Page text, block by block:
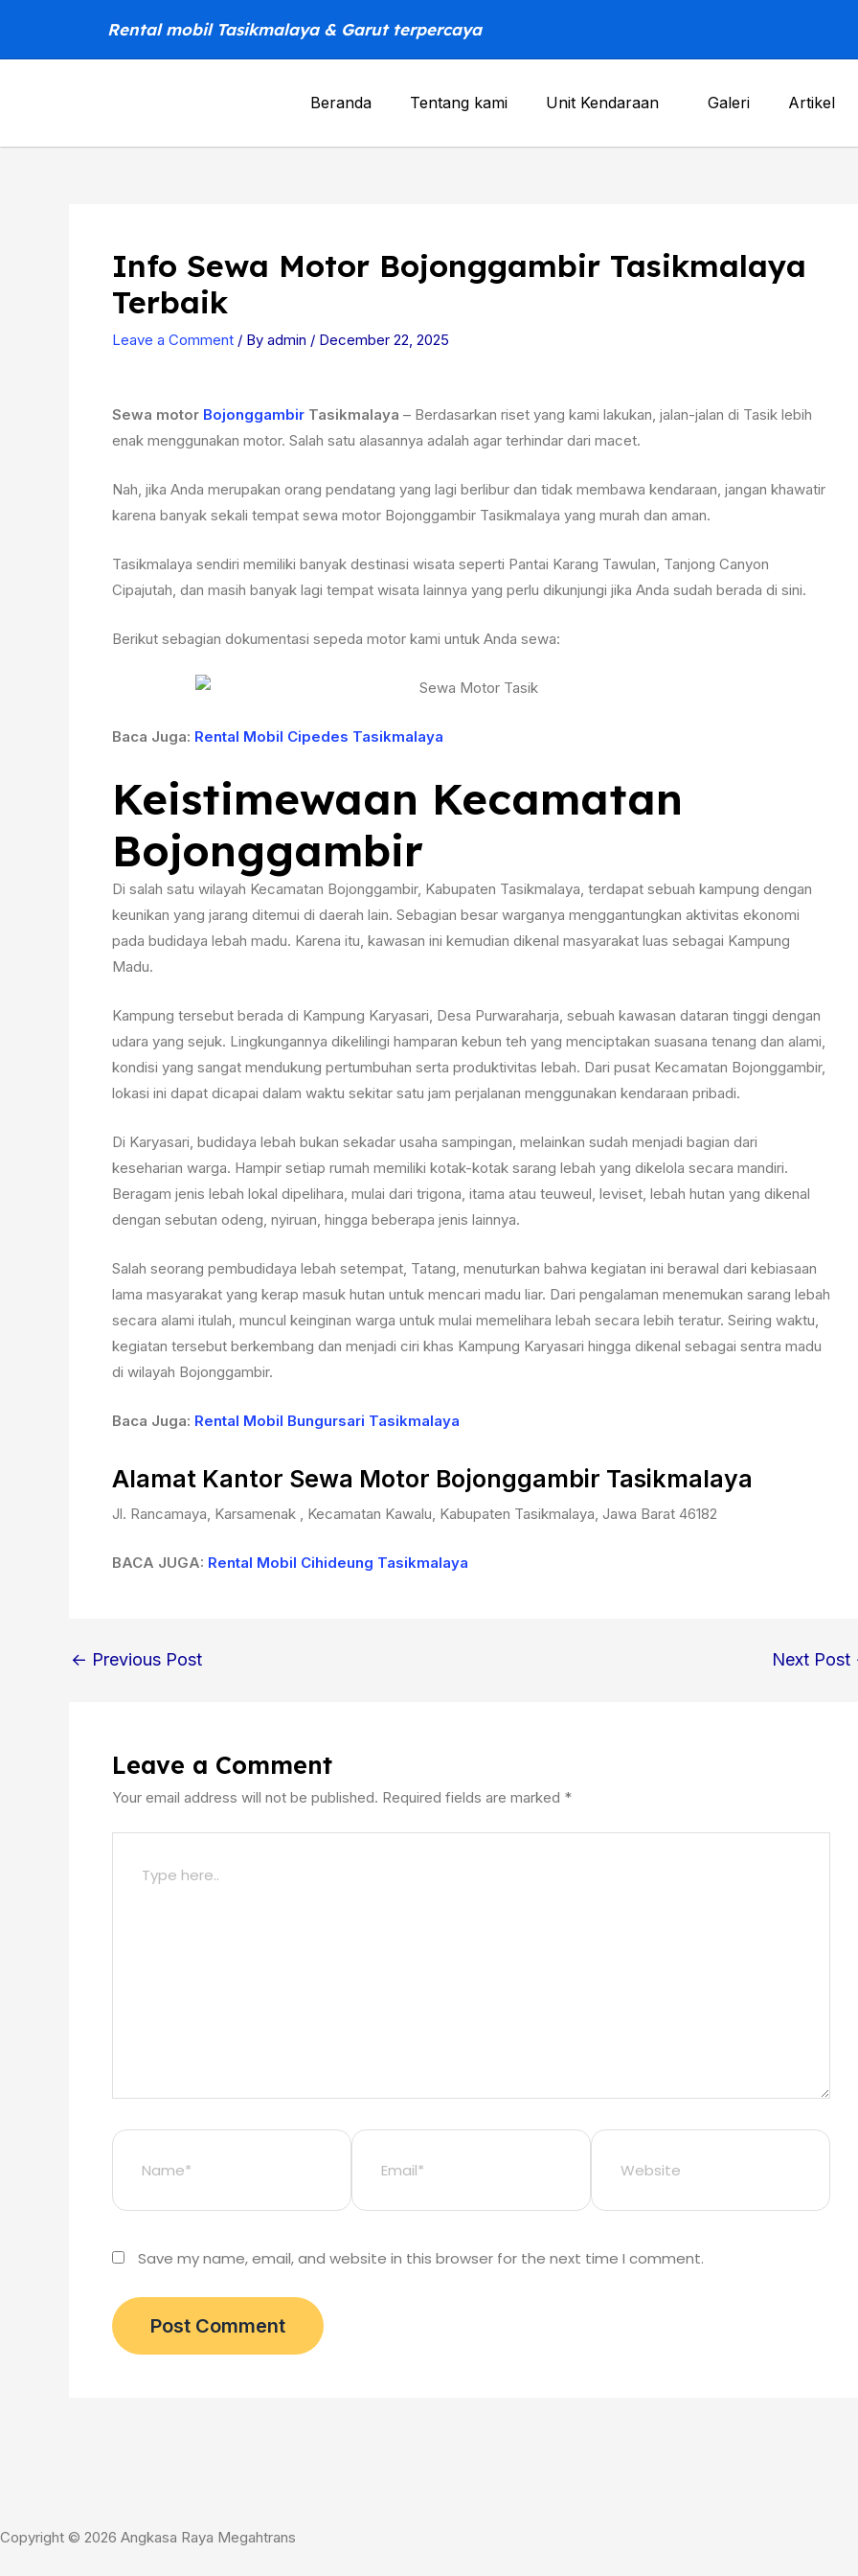
content
Rental mobil Tasikmalaya & Garut terpercaya
Beranda Tentang kami Unit Kendaraan Galeri Artikel
Info Sewa Motor Bojonggambir Tasikmalaya
Terbaik
Leave a Comment / By admin / December 22, 2025
Sewa motor Bojonggambir Tasikmalaya – Berdasarkan riset yang kami lakukan, jalan-jalan di Tasik lebih
enak menggunakan motor. Salah satu alasannya adalah agar terhindar dari macet.
Nah, jika Anda merupakan orang pendatang yang lagi berlibur dan tidak membawa kendaraan, jangan khawatir
karena banyak sekali tempat sewa motor Bojonggambir Tasikmalaya yang murah dan aman.
Tasikmalaya sendiri memiliki banyak destinasi wisata seperti Pantai Karang Tawulan, Tanjong Canyon
Cipajutah, dan masih banyak lagi tempat wisata lainnya yang perlu dikunjungi jika Anda sudah berada di sini.
Berikut sebagian dokumentasi sepeda motor kami untuk Anda sewa:
Baca Juga: Rental Mobil Cipedes Tasikmalaya
Keistimewaan Kecamatan
Bojonggambir
Di salah satu wilayah Kecamatan Bojonggambir, Kabupaten Tasikmalaya, terdapat sebuah kampung dengan
keunikan yang jarang ditemui di daerah lain. Sebagian besar warganya menggantungkan aktivitas ekonomi
pada budidaya lebah madu. Karena itu, kawasan ini kemudian dikenal masyarakat luas sebagai Kampung
Madu.
Kampung tersebut berada di Kampung Karyasari, Desa Purwaraharja, sebuah kawasan dataran tinggi dengan
udara yang sejuk. Lingkungannya dikelilingi hamparan kebun teh yang menciptakan suasana tenang dan alami,
kondisi yang sangat mendukung pertumbuhan serta produktivitas lebah. Dari pusat Kecamatan Bojonggambir,
lokasi ini dapat dicapai dalam waktu sekitar satu jam perjalanan menggunakan kendaraan pribadi.
Di Karyasari, budidaya lebah bukan sekadar usaha sampingan, melainkan sudah menjadi bagian dari
keseharian warga. Hampir setiap rumah memiliki kotak-kotak sarang lebah yang dikelola secara mandiri.
Beragam jenis lebah lokal dipelihara, mulai dari trigona, itama atau teuweul, leviset, lebah hutan yang dikenal
dengan sebutan odeng, nyiruan, hingga beberapa jenis lainnya.
Salah seorang pembudidaya lebah setempat, Tatang, menuturkan bahwa kegiatan ini berawal dari kebiasaan
lama masyarakat yang kerap masuk hutan untuk mencari madu liar. Dari pengalaman menemukan sarang lebah
secara alami itulah, muncul keinginan warga untuk mulai memelihara lebah secara lebih teratur. Seiring waktu,
kegiatan tersebut berkembang dan menjadi ciri khas Kampung Karyasari hingga dikenal sebagai sentra madu
di wilayah Bojonggambir.
Baca Juga: Rental Mobil Bungursari Tasikmalaya
Alamat Kantor Sewa Motor Bojonggambir Tasikmalaya
Jl. Rancamaya, Karsamenak , Kecamatan Kawalu, Kabupaten Tasikmalaya, Jawa Barat 46182
BACA JUGA: Rental Mobil Cihideung Tasikmalaya
← Previous Post Next Post
Leave a Comment
Your email address will not be published. Required fields are marked *
here..
Name* Email* Website
Save my name, email, and website in this browser for the next time I comment.
Copyright © 2026 Angkasa Raya Megahtrans